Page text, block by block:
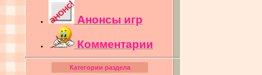
Анонсы игр
Комментарии
Категории раздела